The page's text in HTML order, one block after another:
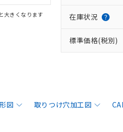
大きくなります 在庫状況
標準価格(税別)
図 取りつけ穴加工図